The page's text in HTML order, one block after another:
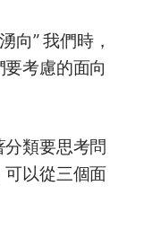
向” 我們時，
考慮的面向
類要思考問
以從三個面